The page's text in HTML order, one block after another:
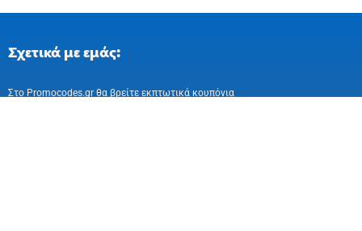
Σχετικά με εμάς:
Στo Promocodes.gr θα βρείτε εκπτωτικά κουπόνια